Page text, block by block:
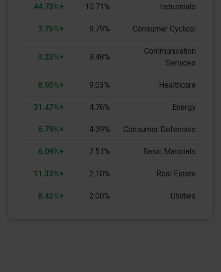
Industrials
10.71%
+44.73%
Consumer Cyclical
9.79%
+3.75%
Communication
Services
9.48%
+3.23%
Healthcare
9.03%
+8.93%
Energy
4.76%
+31.47%
Consumer Defensive
4.39%
+6.79%
Basic Materials
2.51%
+6.09%
Real Estate
2.10%
+11.33%
Utilities
2.00%
+8.42%